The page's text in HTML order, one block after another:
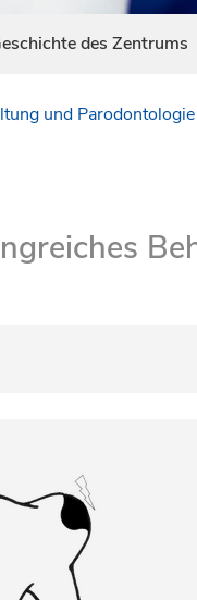
des Zentrums
und Parodontologie
dieser Sprachen
Kommunikation